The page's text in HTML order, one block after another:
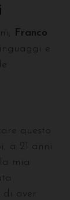
Franco
e
questo
a 21 anni
mia
aver